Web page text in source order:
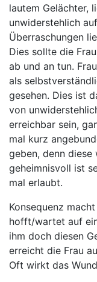
lautem Gelächter,
unwiderstehlich
Überraschungen
Dies sollte die
ab und an tun.
als
gesehen. Dies ist
von
erreichbar sein,
mal kurz
geben, denn
geheimnisvoll ist
mal erlaubt.
Konsequenz
hofft/wartet auf
ihm doch diesen
erreicht die Frau
Oft wirkt das